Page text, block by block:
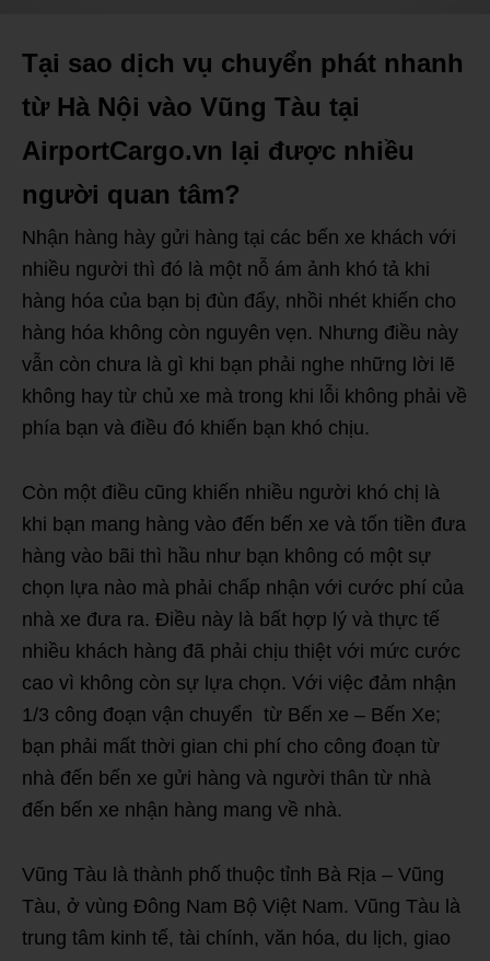
Tại sao dịch vụ chuyển phát nhanh
từ Hà Nội vào Vũng Tàu tại
AirportCargo.vn lại được nhiều
người quan tâm?
Nhận hàng hày gửi hàng tại các bến xe khách với
nhiều người thì đó là một nỗ ám ảnh khó tả khi
hàng hóa của bạn bị đùn đẩy, nhồi nhét khiến cho
hàng hóa không còn nguyên vẹn. Nhưng điều này
vẫn còn chưa là gì khi bạn phải nghe những lời lẽ
không hay từ chủ xe mà trong khi lỗi không phải về
phía bạn và điều đó khiến bạn khó chịu.
Còn một điều cũng khiến nhiều người khó chị là
khi bạn mang hàng vào đến bến xe và tốn tiền đưa
hàng vào bãi thì hầu như bạn không có một sự
chọn lựa nào mà phải chấp nhận với cước phí của
nhà xe đưa ra. Điều này là bất hợp lý và thực tế
nhiều khách hàng đã phải chịu thiệt với mức cước
cao vì không còn sự lựa chọn. Với việc đảm nhận
1/3 công đoạn vận chuyển từ Bến xe – Bến Xe;
bạn phải mất thời gian chi phí cho công đoạn từ
nhà đến bến xe gửi hàng và người thân từ nhà
đến bến xe nhận hàng mang về nhà.
Vũng Tàu là thành phố thuộc tỉnh Bà Rịa – Vũng
Tàu, ở vùng Đông Nam Bộ Việt Nam. Vũng Tàu là
trung tâm kinh tế, tài chính, văn hóa, du lịch, giao